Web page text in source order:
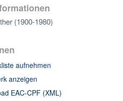
(1900-1980)
aufnehmen
anzeigen
EAC-CPF (XML)